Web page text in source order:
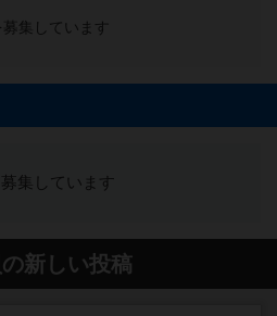
集しています
集しています
新しい投稿